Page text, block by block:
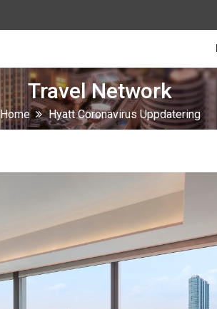
Travel Network
Home Hyatt Coronavirus Uppdatering